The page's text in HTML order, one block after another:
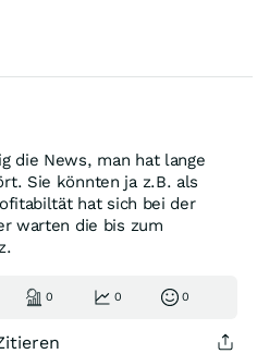
die News, man hat lange
Sie könnten ja z.B. als
hat sich bei der
warten die bis zum
0 0 0